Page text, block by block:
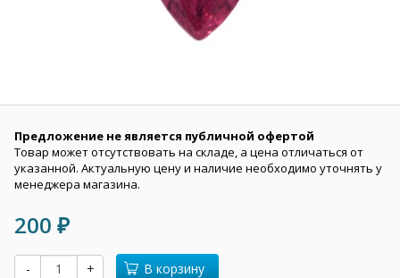
Предложение не является публичной офертой
Товар может отсутствовать на складе, а цена отличаться от
указанной. Актуальную цену и наличие необходимо уточнять у
менеджера магазина.
200 ₽
- + В корзину